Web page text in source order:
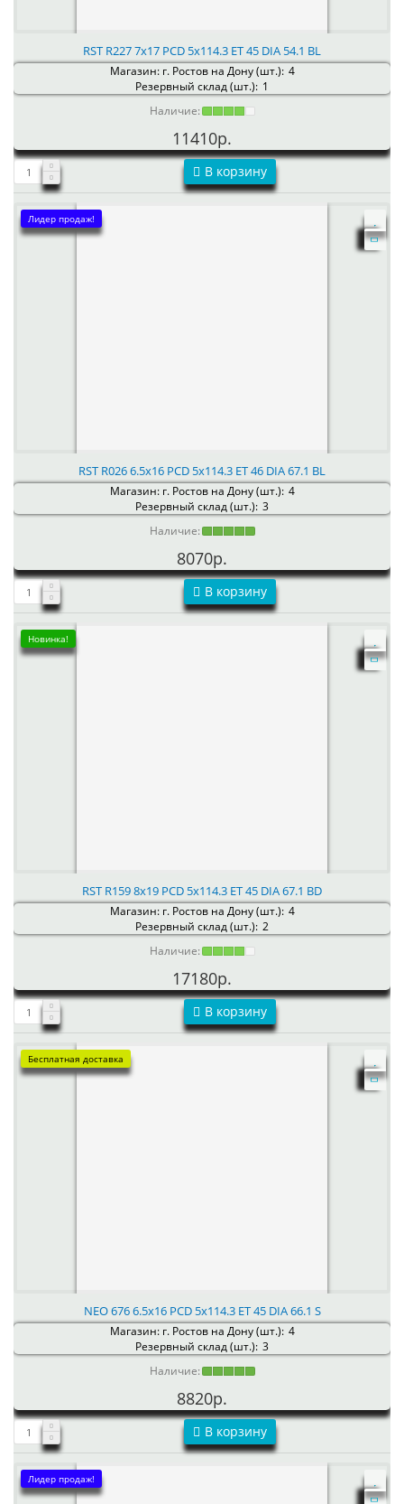
RST R227 7x17 PCD 5x114.3 ET 45 DIA 54.1 BL
Магазин: г. Ростов на Дону (шт.): 4
Резервный склад (шт.): 1
Наличие:
11410р.
В корзину
Лидер продаж!
RST R026 6.5x16 PCD 5x114.3 ET 46 DIA 67.1 BL
Магазин: г. Ростов на Дону (шт.): 4
Резервный склад (шт.): 3
Наличие:
8070р.
В корзину
Новинка!
RST R159 8x19 PCD 5x114.3 ET 45 DIA 67.1 BD
Магазин: г. Ростов на Дону (шт.): 4
Резервный склад (шт.): 2
Наличие:
17180р.
В корзину
Бесплатная доставка
NEO 676 6.5x16 PCD 5x114.3 ET 45 DIA 66.1 S
Магазин: г. Ростов на Дону (шт.): 4
Резервный склад (шт.): 3
Наличие:
8820р.
В корзину
Лидер продаж!